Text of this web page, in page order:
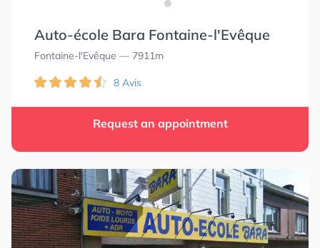
Auto-école Bara Fontaine-l'Evêque
Fontaine-l'Evêque — 7911m
8 Avis
Request an appointment